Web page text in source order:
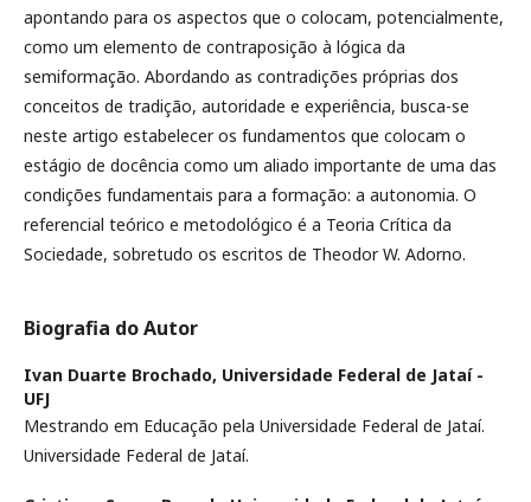
apontando para os aspectos que o colocam, potencialmente,
como um elemento de contraposição à lógica da
semiformação. Abordando as contradições próprias dos
conceitos de tradição, autoridade e experiência, busca-se
neste artigo estabelecer os fundamentos que colocam o
estágio de docência como um aliado importante de uma das
condições fundamentais para a formação: a autonomia. O
referencial teórico e metodológico é a Teoria Crítica da
Sociedade, sobretudo os escritos de Theodor W. Adorno.
Biografia do Autor
Ivan Duarte Brochado, Universidade Federal de Jataí -
UFJ
Mestrando em Educação pela Universidade Federal de Jataí.
Universidade Federal de Jataí.